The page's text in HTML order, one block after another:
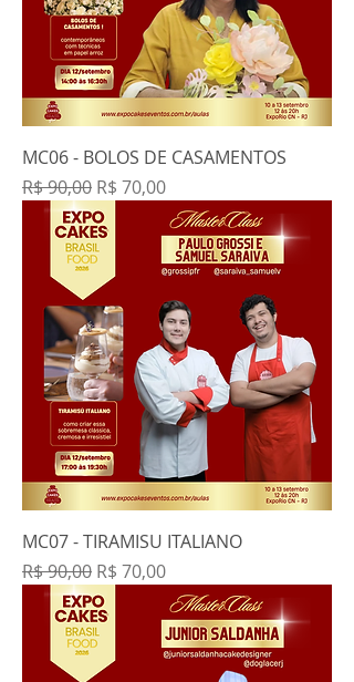
MC06 - BOLOS DE CASAMENTOS
Preço normal
R$ 90,00 Preço promocional
R$ 70,00
MC07 - TIRAMISU ITALIANO
Preço normal
R$ 90,00 Preço promocional
R$ 70,00